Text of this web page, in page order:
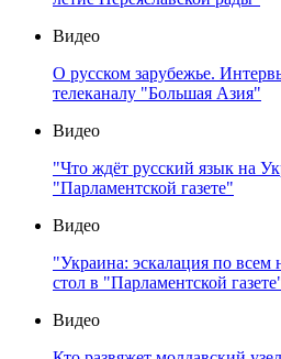
Видео
О русском зарубежье.
телеканалу "Большая Азия"
Видео
"Что ждёт русский язык на
"Парламентской газете"
Видео
"Украина: эскалация по
стол в "Парламентской
Видео